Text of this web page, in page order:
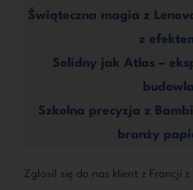
Świąteczna magia z
z
Solidny jak Atlas –
Szkolna precyzja z
branży
Zgłosił się do nas klient z Francji